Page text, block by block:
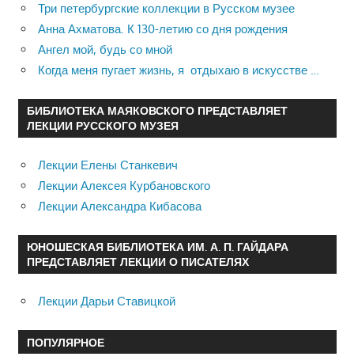
Три петербургские коллекции в Русском музее
Анна Ахматова. К 130-летию со дня рождения
Ангел мой, будь со мной
Когда меня пугает жизнь, я отдыхаю в искусстве …
БИБЛИОТЕКА МАЯКОВСКОГО ПРЕДСТАВЛЯЕТ
ЛЕКЦИИ РУССКОГО МУЗЕЯ
Лекции Елены Станкевич
Лекции Алексея Курбановского
Лекции Александра Кибасова
ЮНОШЕСКАЯ БИБЛИОТЕКА ИМ. А. П. ГАЙДАРА
ПРЕДСТАВЛЯЕТ ЛЕКЦИИ О ПИСАТЕЛЯХ
Лекции Дарьи Ставицкой
ПОПУЛЯРНОЕ